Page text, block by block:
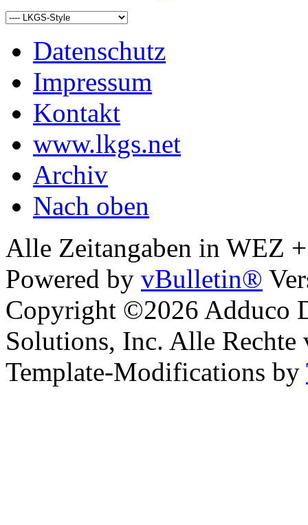
Datenschutz
Impressum
Kontakt
www.lkgs.net
Archiv
Nach oben
Alle Zeitangaben in WEZ
Powered by vBulletin®
Copyright ©2026 Adduco
Solutions, Inc. Alle Rechte
Template-Modifications by